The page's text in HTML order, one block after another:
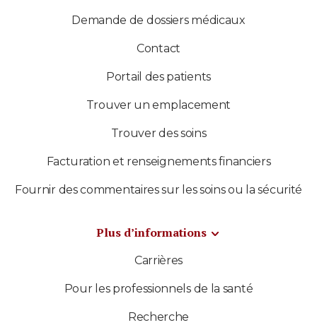
Demande de dossiers médicaux
Contact
Portail des patients
Trouver un emplacement
Trouver des soins
Facturation et renseignements financiers
Fournir des commentaires sur les soins ou la sécurité
Plus d’informations
Carrières
Pour les professionnels de la santé
Recherche